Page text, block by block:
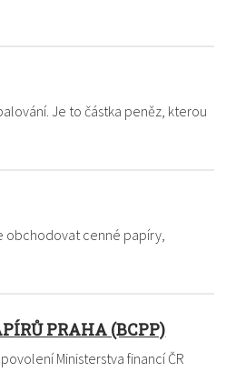
Je to částka peněz, kterou
obchodovat cenné papíry,
PRAHA (BCPP)
Ministerstva financí ČR